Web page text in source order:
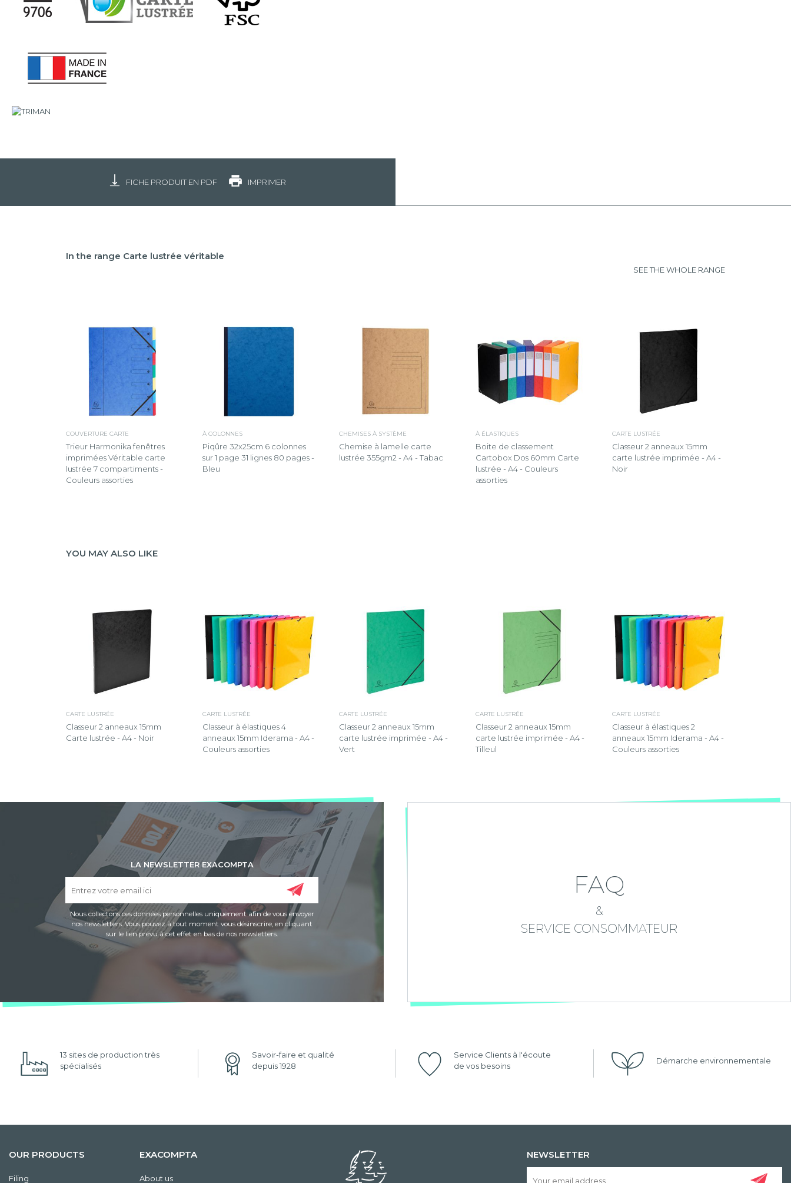
FICHE PRODUIT EN PDF IMPRIMER
In the range Carte lustrée véritable
SEE THE WHOLE RANGE
COUVERTURE CARTE
Trieur Harmonika fenêtres
imprimées Véritable carte
lustrée 7 compartiments -
Couleurs assorties
À COLONNES
Piqûre 32x25cm 6 colonnes
sur 1 page 31 lignes 80 pages -
Bleu
CHEMISES À SYSTÈME
Chemise à lamelle carte
lustrée 355gm2 - A4 - Tabac
À ÉLASTIQUES
Boite de classement
Cartobox Dos 60mm Carte
lustrée - A4 - Couleurs
assorties
CARTE LUSTRÉE
Classeur 2 anneaux 15mm
carte lustrée imprimée - A4 -
Noir
YOU MAY ALSO LIKE
CARTE LUSTRÉE
Classeur 2 anneaux 15mm
Carte lustrée - A4 - Noir
CARTE LUSTRÉE
Classeur à élastiques 4
anneaux 15mm Iderama - A4 -
Couleurs assorties
CARTE LUSTRÉE
Classeur 2 anneaux 15mm
carte lustrée imprimée - A4 -
Vert
CARTE LUSTRÉE
Classeur 2 anneaux 15mm
carte lustrée imprimée - A4 -
Tilleul
CARTE LUSTRÉE
Classeur à élastiques 2
anneaux 15mm Iderama - A4 -
Couleurs assorties
LA NEWSLETTER EXACOMPTA
Nous collectons ces données personnelles uniquement afin de vous envoyer
nos newsletters. Vous pouvez à tout moment vous désinscrire, en cliquant
sur le lien prévu à cet effet en bas de nos newsletters.
FAQ
&
SERVICE CONSOMMATEUR
13 sites de production très
spécialisés
Savoir-faire et qualité
depuis 1928
Service Clients à l'écoute
de vos besoins
Démarche environnementale
OUR PRODUCTS
Filing
EXACOMPTA
About us
NEWSLETTER